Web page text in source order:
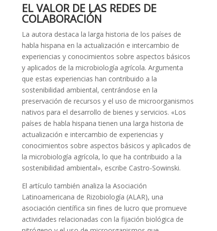
EL VALOR DE LAS REDES DE
COLABORACIÓN
La autora destaca la larga historia de los países de
habla hispana en la actualización e intercambio de
experiencias y conocimientos sobre aspectos básicos
y aplicados de la microbiología agrícola. Argumenta
que estas experiencias han contribuido a la
sostenibilidad ambiental, centrándose en la
preservación de recursos y el uso de microorganismos
nativos para el desarrollo de bienes y servicios. «Los
países de habla hispana tienen una larga historia de
actualización e intercambio de experiencias y
conocimientos sobre aspectos básicos y aplicados de
la microbiología agrícola, lo que ha contribuido a la
sostenibilidad ambiental», escribe Castro-Sowinski.
El artículo también analiza la Asociación
Latinoamericana de Rizobiología (ALAR), una
asociación científica sin fines de lucro que promueve
actividades relacionadas con la fijación biológica de